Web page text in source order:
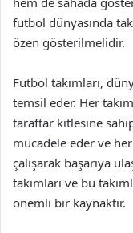
futbol dünyasında
özen gösterilmelidir.
Futbol takımları,
temsil eder. Her
taraftar kitlesine
mücadele eder ve
çalışarak başarıya
takımları ve bu
önemli bir kaynaktır.